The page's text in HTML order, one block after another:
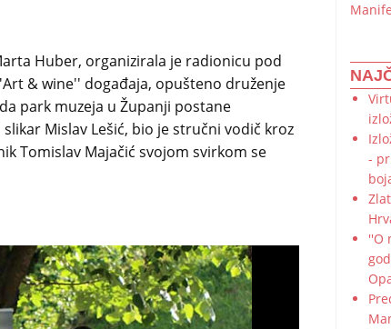
Huber, organizirala je radionicu pod
& wine'' događaja, opušteno druženje
park muzeja u Županji postane
Mislav Lešić, bio je stručni vodič kroz
Tomislav Majačić svojom svirkom se
-
''O